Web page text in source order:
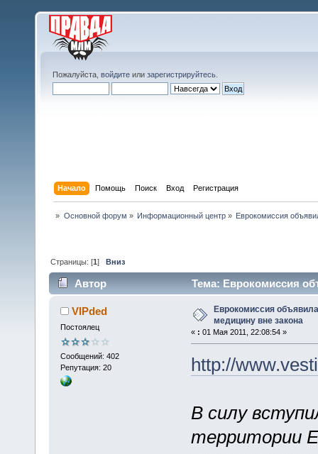
Пожалуйста, войдите или зарегистрируйтесь
Начало Помощь Поиск Вход Регистрация
» Основной форум » Информационный центр» Еврокомиссия
Страницы: [1]Вниз
Автор
Тема: Еврокомиссия
18985 раз)
VIPded
Постоялец
Сообщений: 402
Репутация: 20
Еврокомиссия
медицину вне закона
« : 01 Мая 2011, 22:08:54 »
http://
В силу
территории